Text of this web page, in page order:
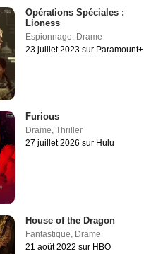
Opérations Spéciales :
Lioness
Espionnage, Drame
23 juillet 2023 sur Paramount+
Furious
Drame, Thriller
27 juillet 2026 sur Hulu
House of the Dragon
Fantastique, Drame
21 août 2022 sur HBO